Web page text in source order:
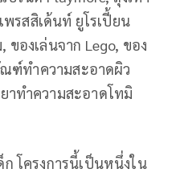
พรสสิเด้นท์ ยูโรเปี้ยน
องเล่นจาก Lego, ของ
ฑ์ทำความสะอาดผิว
าทำความสะอาดโทมิ
โครงการนี้เป็นหนึ่งใน